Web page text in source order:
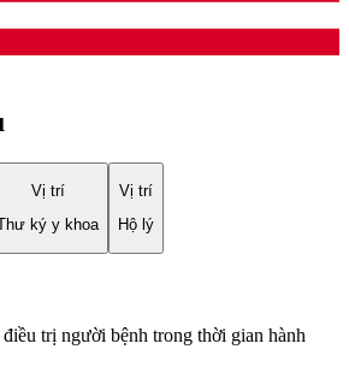
Vị trí
ký y khoa
Vị trí
Hộ lý
trị người bệnh trong thời gian hành